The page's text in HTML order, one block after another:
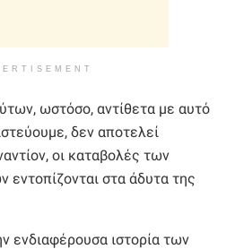
ωστόσο, αντίθετα με αυτό
δεν αποτελεί
οι καταβολές των
στα άδυτα της
ενδιαφέρουσα ιστορία των